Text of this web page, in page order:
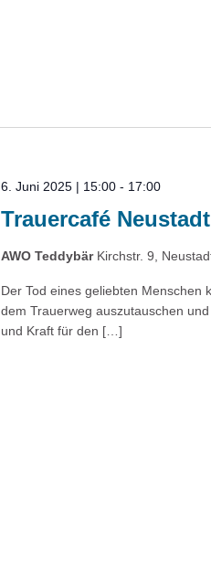
Trauercafé Neustadt
6. Juni 2025 | 15:00- 17:00
AWO Teddybär Kirchstr. 9,
Der Tod eines geliebten Menschen
dem Trauerweg auszutauschen
und Kraft für den […]